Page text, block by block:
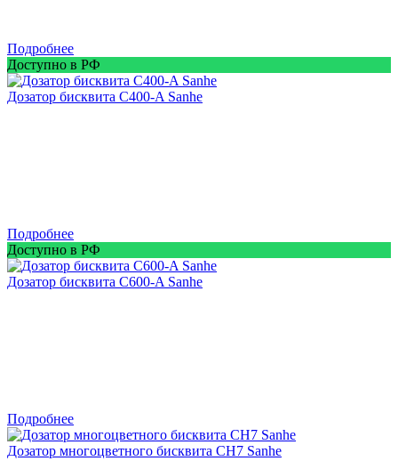
Подробнее
Доступно в РФ
Дозатор бисквита C400-A Sanhe
Подробнее
Доступно в РФ
Дозатор бисквита C600-A Sanhe
Подробнее
Дозатор многоцветного бисквита CH7 Sanhe